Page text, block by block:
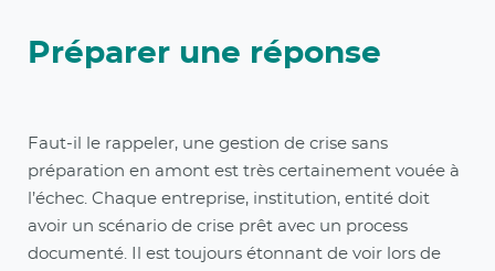
Préparer une réponse
Faut-il le rappeler, une gestion de crise sans
préparation en amont est très certainement vouée à
l’échec. Chaque entreprise, institution, entité doit
avoir un scénario de crise prêt avec un process
documenté. Il est toujours étonnant de voir lors de